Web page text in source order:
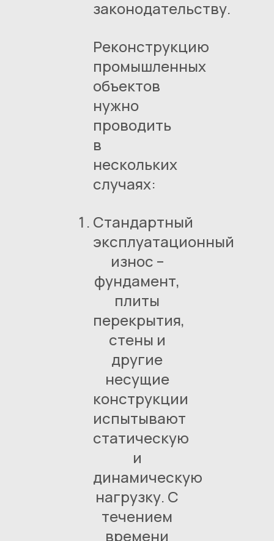
законодательству.
Реконструкцию
промышленных
объектов
нужно
проводить
в
нескольких
случаях:
Стандартный
эксплуатационный
износ –
фундамент,
плиты
перекрытия,
стены и
другие
несущие
конструкции
испытывают
статическую
и
динамическую
нагрузку. С
течением
времени